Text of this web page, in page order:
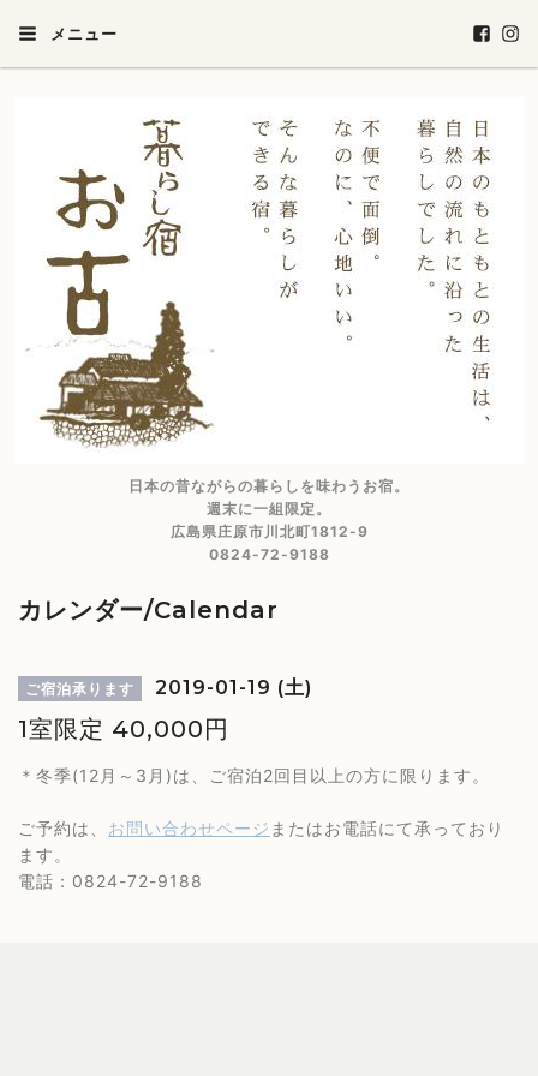
メニュー
日本の昔ながらの暮らしを味わうお宿。
週末に一組限定。
広島県庄原市川北町1812-9
0824-72-9188
カレンダー/Calendar
ご宿泊承ります 2019-01-19 (土)
1室限定 40,000円
＊冬季(12月～3月)は、ご宿泊2回目以上の方に限ります。
ご予約は、 お問い合わせページ またはお電話にて承っており
ます。
電話：0824-72-9188